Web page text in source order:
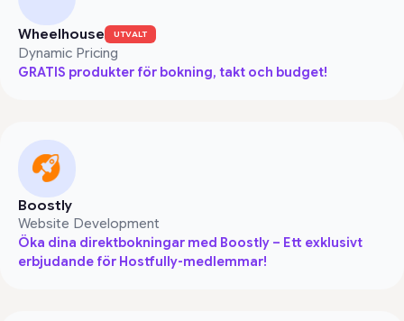
Wheelhouse UTVALT
Dynamic Pricing
GRATIS produkter för bokning, takt och budget!
Boostly
Website Development
Öka dina direktbokningar med Boostly – Ett exklusivt
erbjudande för Hostfully-medlemmar!